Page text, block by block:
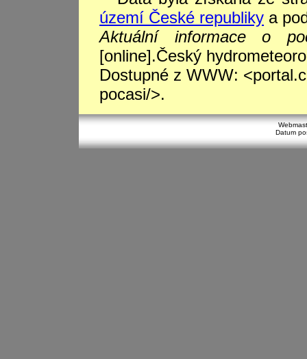
území České republiky a
Aktuální informace o
[online].Český
Dostupné z WWW:
pocasi/>.
Datum